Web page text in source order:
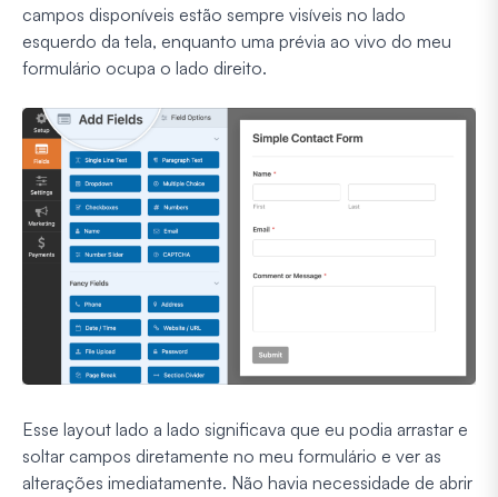
campos disponíveis estão sempre visíveis no lado
esquerdo da tela, enquanto uma prévia ao vivo do meu
formulário ocupa o lado direito.
Esse layout lado a lado significava que eu podia arrastar e
soltar campos diretamente no meu formulário e ver as
alterações imediatamente. Não havia necessidade de abrir